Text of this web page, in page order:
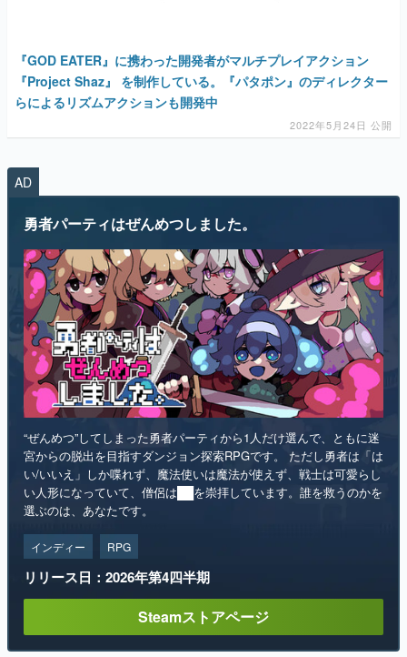
『GOD EATER』に携わった開発者がマルチプレイアクション
『Project Shaz』 を制作している。『パタポン』のディレクター
らによるリズムアクションも開発中
2022年5月24日 公開
AD
勇者パーティはぜんめつしました。
“ぜんめつ”してしまった勇者パーティから1人だけ選んで、ともに迷
宮からの脱出を目指すダンジョン探索RPGです。 ただし勇者は「は
い/いいえ」しか喋れず、魔法使いは魔法が使えず、戦士は可愛らし
い人形になっていて、僧侶は██を崇拝しています。誰を救うのかを
選ぶのは、あなたです。
インディー RPG
リリース日：2026年第4四半期
Steamストアページ